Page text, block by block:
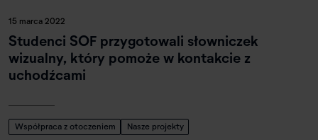
15 marca 2022
Studenci SOF przygotowali słowniczek
wizualny, który pomoże w kontakcie z
uchodźcami
Współpraca z otoczeniem Nasze projekty